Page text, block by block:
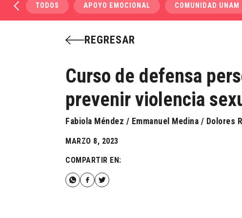
TODOS APOYO EMOCIONAL COMUNIDAD UNAM
REGRESAR
Curso de defensa
prevenir violencia
Fabiola Méndez / Emmanuel Medina / Dolores
MARZO 8, 2023
COMPARTIR EN: